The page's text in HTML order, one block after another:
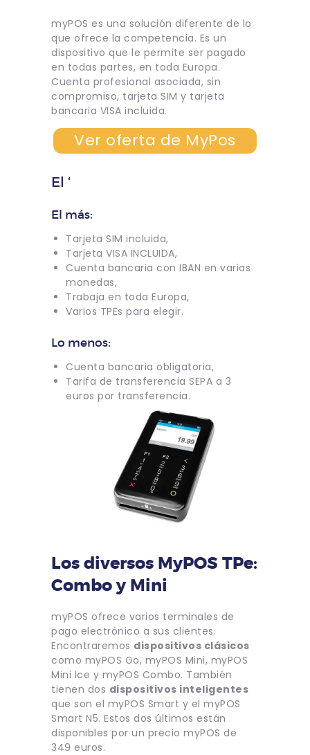
myPOS es una solución diferente de lo
que ofrece la competencia. Es un
dispositivo que le permite ser pagado
en todas partes, en toda Europa.
Cuenta profesional asociada, sin
compromiso, tarjeta SIM y tarjeta
bancaria VISA incluida.
Ver oferta de MyPos
El ‘
El más:
Tarjeta SIM incluida,
Tarjeta VISA INCLUIDA,
Cuenta bancaria con IBAN en varias
monedas,
Trabaja en toda Europa,
Varios TPEs para elegir.
Lo menos:
Cuenta bancaria obligatoria,
Tarifa de transferencia SEPA a 3
euros por transferencia.
Los diversos MyPOS TPe:
Combo y Mini
myPOS ofrece varios terminales de
pago electrónico a sus clientes.
Encontraremos dispositivos clásicos
como myPOS Go, myPOS Mini, myPOS
Mini Ice y myPOS Combo. También
tienen dos dispositivos inteligentes
que son el myPOS Smart y el myPOS
Smart N5. Estos dos últimos están
disponibles por un precio myPOS de
349 euros.